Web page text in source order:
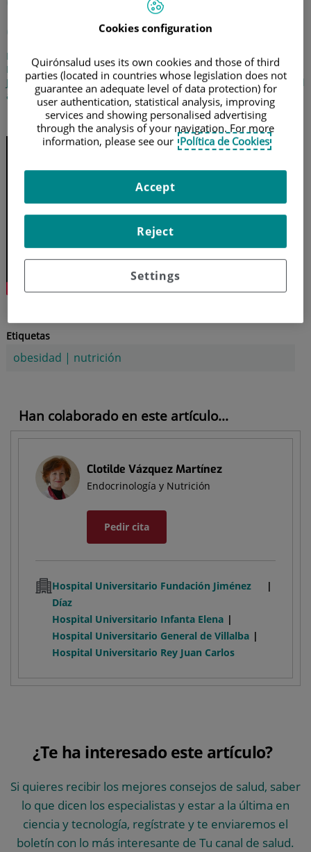
el metabolismo
La doctora Clotilde Vázquez Martínez, especialista en
Endocrinología y nutrición del Hospital Universitario Fundación
Jiménez Díaz, nos habla de la necesidad de abordar la obesidad
a partir del estudio metabólico del paciente
12 de noviembre de 2019
Etiquetas
obesidad | nutrición
Han colaborado en este artículo...
Clotilde Vázquez Martínez
Endocrinología y Nutrición
Pedir cita
Hospital Universitario Fundación Jiménez
Díaz
Hospital Universitario Infanta Elena
Hospital Universitario General de Villalba
Hospital Universitario Rey Juan Carlos
¿Te ha interesado este artículo?
Si quieres recibir los mejores consejos de salud, saber
lo que dicen los especialistas y estar a la última en
ciencia y tecnología, regístrate y te enviaremos el
boletín con lo más interesante de Tu canal de salud.
Cookies configuration
Quirónsalud uses its own cookies and those of third
parties (located in countries whose legislation does not
guarantee an adequate level of data protection) for
user authentication, statistical analysis, improving
services and showing personalised advertising
through the analysis of your navigation. For more
information, please see our Política de Cookies
Settings
Reject
Accept